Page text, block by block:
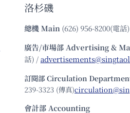
洛杉磯
總機Main (626) 956-8200(電話
廣告/市場部Advertising &
話) /
訂閱部 Circulation
239-3323 (傳真)
會計部 Accounting